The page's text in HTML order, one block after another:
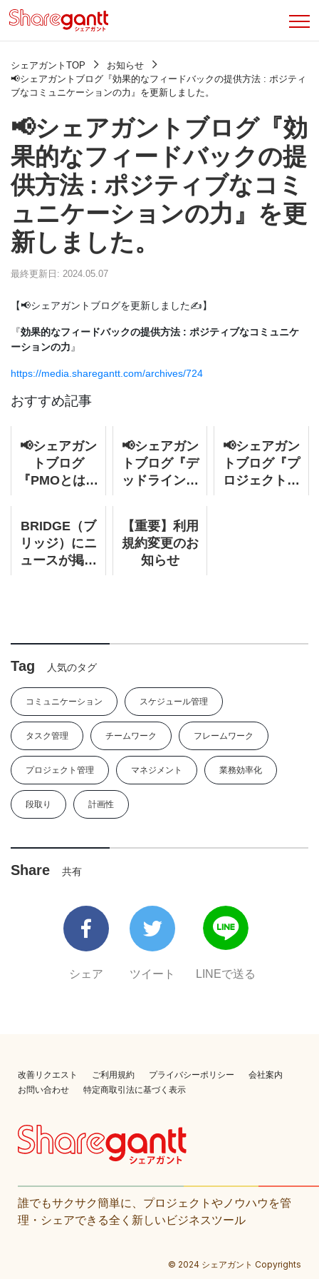
シェアガントTOP
お知らせ
📢シェアガントブログ『効果的なフィードバックの提供方法 : ポジティ
ブなコミュニケーションの力』を更新しました。
📢シェアガントブログ『効
果的なフィードバックの提
供方法 : ポジティブなコミ
ュニケーションの力』を更
新しました。
最終更新日: 2024.05.07
【📢シェアガントブログを更新しました✍️】
『効果的なフィードバックの提供方法 : ポジティブなコミュニケ
ーションの力 』
https://media.sharegantt.com/archives/724
おすすめ記事
📢シェアガン
トブログ
『PMOとは？
相は？仕事内
容・役割・PM
との違いまで
📢シェアガン
トブログ『デ
ッドラインの
タイムマネジ
メントのコ
ツ』を更新し
📢シェアガン
トブログ『プ
ロジェクトの
BRIDGE（ブ
リッジ）にニ
ュースが掲載
【重要】利用
規約変更のお
知らせ
Tag 人気のタグ
コミュニケーション スケジュール管理
タスク管理 チームワーク フレームワーク
プロジェクト管理 マネジメント 業務効率化
段取り 計画性
Share 共有
シェア ツイート LINEで送る
改善リクエスト ご利用規約 プライバシーポリシー
会社案内
お問い合わせ
特定商取引法に基づく表示
誰でもサクサク簡単に、プロジェクトやノウハウを管
理・シェアできる全く新しいビジネスツール
© 2024 シェアガント Copyrights